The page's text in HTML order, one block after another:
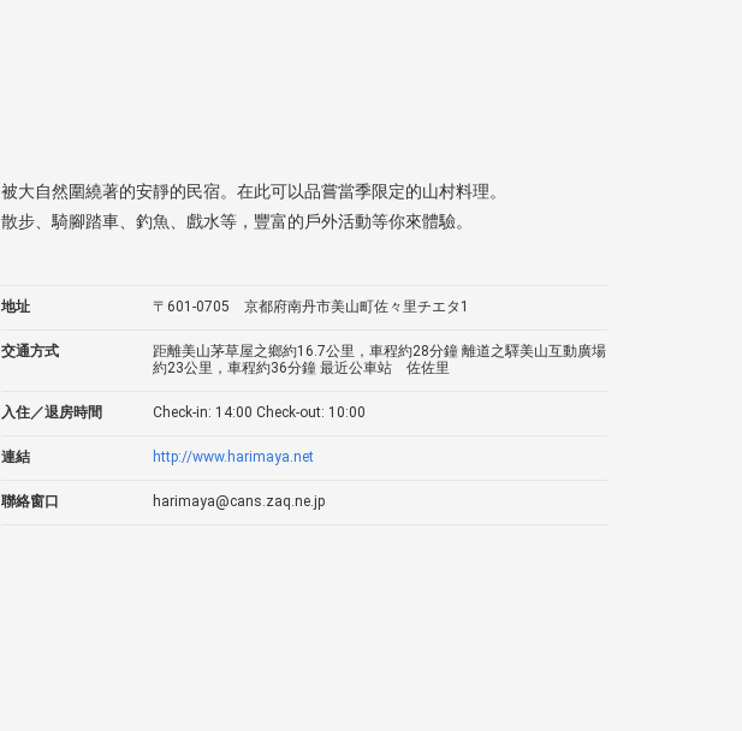
被大自然圍繞著的安靜的民宿。在此可以品嘗當季限定的山村料理。
散步、騎腳踏車、釣魚、戲水等，豐富的戶外活動等你來體驗。
地址 〒601-0705 京都府南丹市美山町佐々里チエタ1
交通方式
距離美山茅草屋之鄉約16.7公里，車程約28分鐘 離道之驛美山互動廣場
約23公里，車程約36分鐘 最近公車站 佐佐里
入住／退房時間 Check-in: 14:00 Check-out: 10:00
連結 http://www.harimaya.net
聯絡窗口 harimaya@cans.zaq.ne.jp